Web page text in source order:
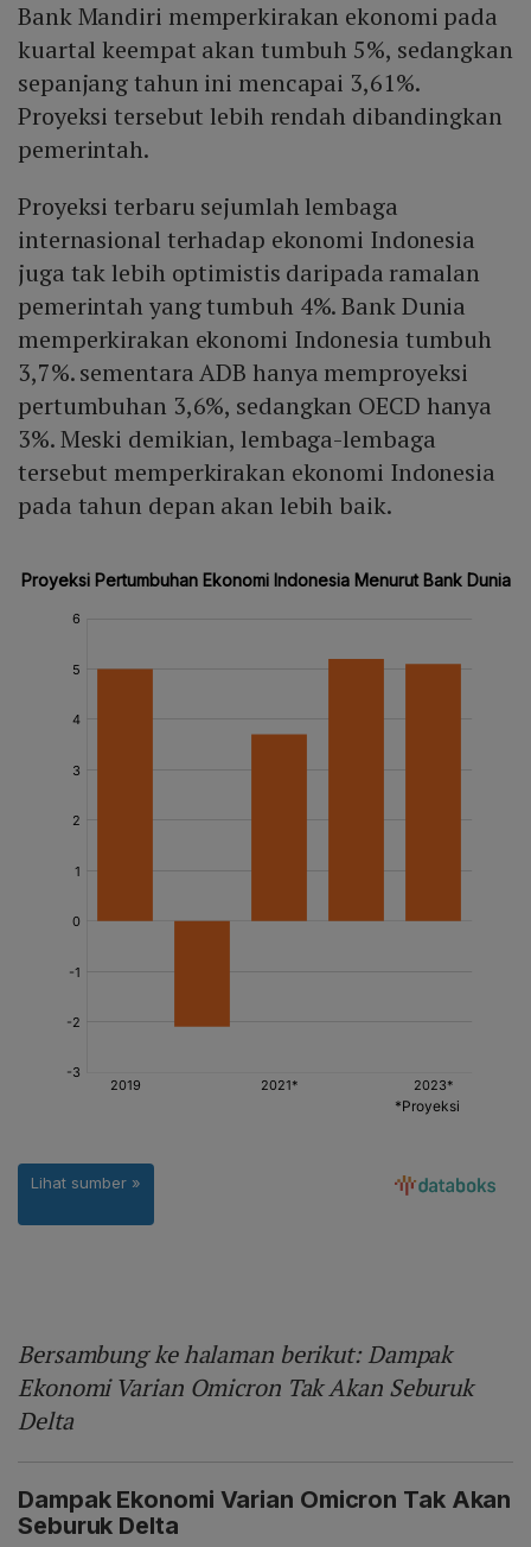
Bank Mandiri memperkirakan ekonomi pada
kuartal keempat akan tumbuh 5%, sedangkan
sepanjang tahun ini mencapai 3,61%.
Proyeksi tersebut lebih rendah dibandingkan
pemerintah.
Proyeksi terbaru sejumlah lembaga
internasional terhadap ekonomi Indonesia
juga tak lebih optimistis daripada ramalan
pemerintah yang tumbuh 4%. Bank Dunia
memperkirakan ekonomi Indonesia tumbuh
3,7%. sementara ADB hanya memproyeksi
pertumbuhan 3,6%, sedangkan OECD hanya
3%. Meski demikian, lembaga-lembaga
tersebut memperkirakan ekonomi Indonesia
pada tahun depan akan lebih baik.
Bersambung ke halaman berikut: Dampak
Ekonomi Varian Omicron Tak Akan Seburuk
Delta
Dampak Ekonomi Varian Omicron Tak Akan
Seburuk Delta